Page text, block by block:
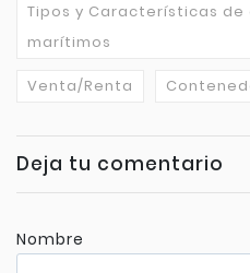
Tipos y Características
marítimos
Venta/Renta
Deja tu comentario
Nombre